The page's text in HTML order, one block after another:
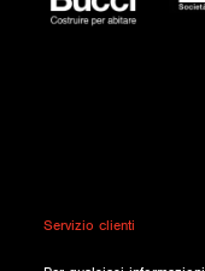
Servizio clienti